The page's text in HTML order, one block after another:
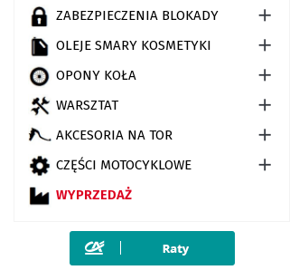
ZABEZPIECZENIA BLOKADY 
OLEJE SMARY KOSMETYKI 
OPONY KOŁA 
WARSZTAT 
AKCESORIA NA TOR 
CZĘŚCI MOTOCYKLOWE 
WYPRZEDAŻ